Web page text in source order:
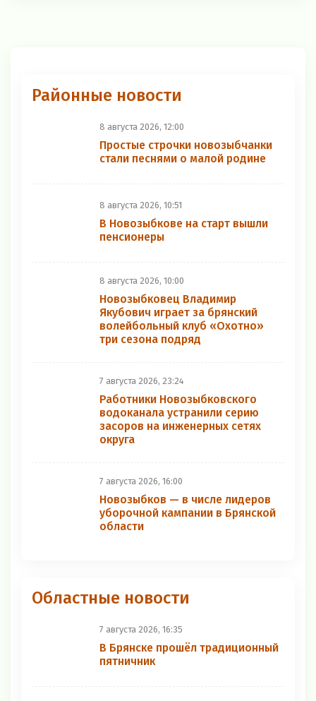
Районные новости
8 августа 2026, 12:00
Простые строчки новозыбчанки
стали песнями о малой родине
8 августа 2026, 10:51
В Новозыбкове на старт вышли
пенсионеры
8 августа 2026, 10:00
Новозыбковец Владимир
Якубович играет за брянский
волейбольный клуб «Охотно»
три сезона подряд
7 августа 2026, 23:24
Работники Новозыбковского
водоканала устранили серию
засоров на инженерных сетях
округа
7 августа 2026, 16:00
Новозыбков — в числе лидеров
уборочной кампании в Брянской
области
Областные новости
7 августа 2026, 16:35
В Брянске прошёл традиционный
пятничник